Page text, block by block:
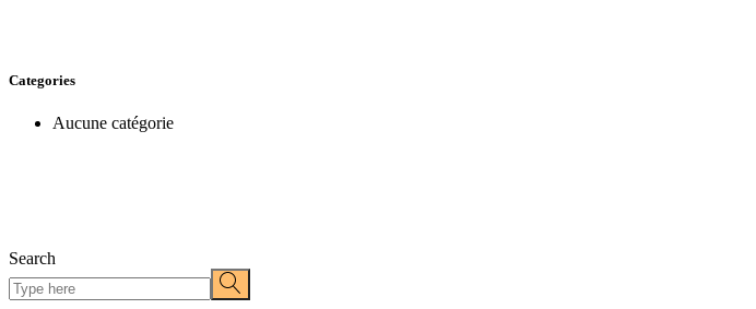
Categories
Aucune catégorie
Search